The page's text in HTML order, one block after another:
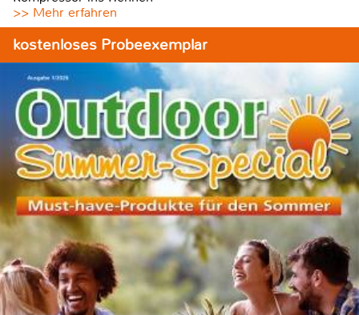
>> Mehr erfahren
kostenloses Probeexemplar